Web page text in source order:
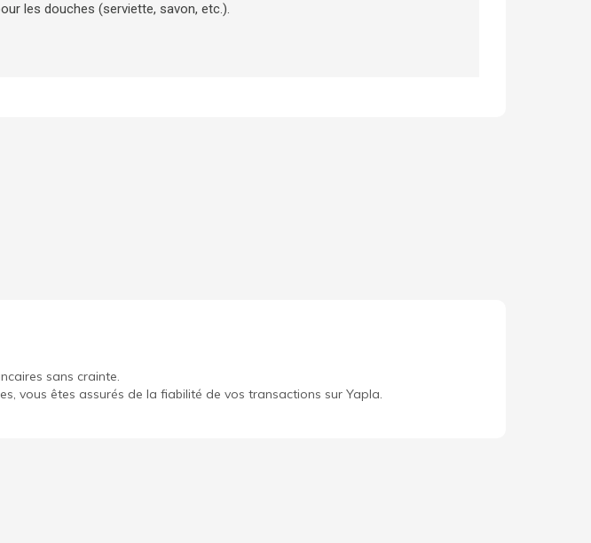
les douches (serviette, savon, etc.).
sans crainte.
vous êtes assurés de la fiabilité de vos transactions sur Yapla.